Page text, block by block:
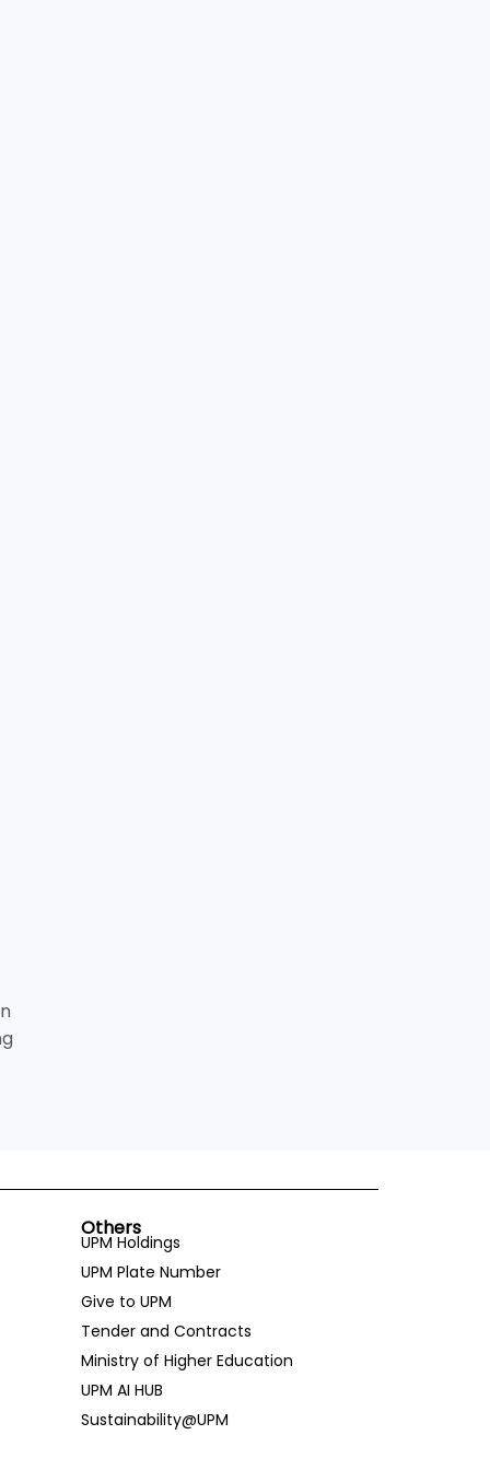
Others
UPM Holdings
UPM Plate Number
Give to UPM
Tender and Contracts
Ministry of Higher Education
UPM AI HUB
Sustainability@UPM